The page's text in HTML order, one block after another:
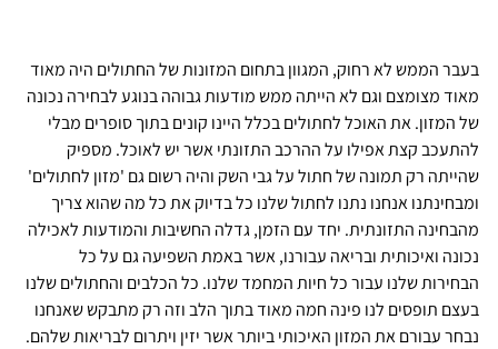
בעבר הממש לא רחוק, המגוון בתחום המזונות של החתולים היה מאוד
מאוד מצומצם וגם לא הייתה ממש מודעות גבוהה בנוגע לבחירה נכונה
של המזון. את האוכל לחתולים בכלל היינו קונים בתוך סופרים מבלי
להתעכב קצת אפילו על ההרכב התזונתי אשר יש לאוכל. מספיק
שהייתה רק תמונה של חתול על גבי השק והיה רשום גם 'מזון לחתולים'
ומבחינתנו אנחנו נתנו לחתול שלנו כל בדיוק את כל מה שהוא צריך
מהבחינה התזונתית. יחד עם הזמן, גדלה החשיבות והמודעות לאכילה
נכונה ואיכותית ובריאה עבורנו, אשר באמת השפיעה גם על כל
הבחירות שלנו עבור כל חיות המחמד שלנו. כל הכלבים והחתולים שלנו
בעצם תופסים לנו פינה חמה מאוד בתוך הלב וזה רק מתבקש שאנחנו
נבחר עבורם את המזון האיכותי ביותר אשר יזין ויתרום לבריאות שלהם.